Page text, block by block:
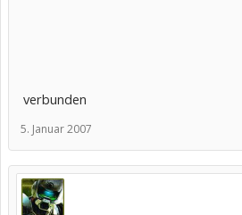
verbunden
5. Januar 2007